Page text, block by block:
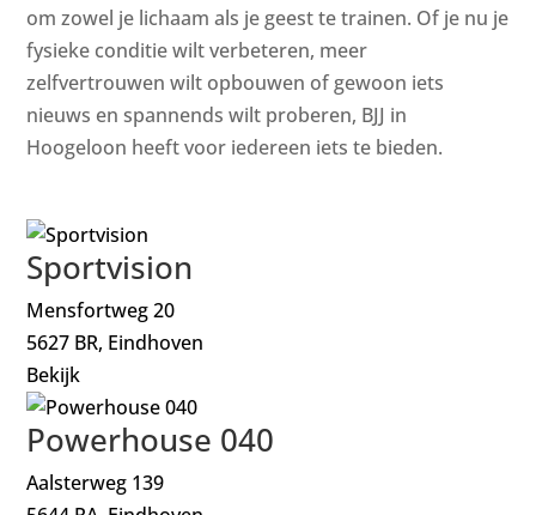
om zowel je lichaam als je geest te trainen. Of je nu je
fysieke conditie wilt verbeteren, meer
zelfvertrouwen wilt opbouwen of gewoon iets
nieuws en spannends wilt proberen, BJJ in
Hoogeloon heeft voor iedereen iets te bieden.
Sportvision
Mensfortweg 20
5627 BR, Eindhoven
Bekijk
Powerhouse 040
Aalsterweg 139